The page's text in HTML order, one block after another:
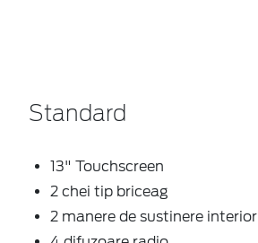
Standard
13" Touchscreen
2 chei tip briceag
2 manere de sustinere interior